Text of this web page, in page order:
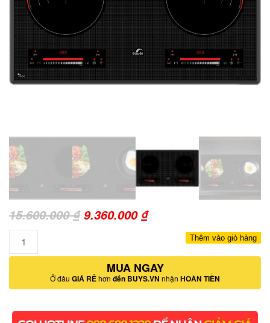
15.600.000₫ Giá
15.600.000 ₫.
9.360.000 ₫Giá
là:
9.360.000 ₫.
lượng
Thêm vào giỏ hàng
MUA NGAY
Ở đâu GIÁ RẺhơn đến BUYS.VN nhận HOÀN TIỀN